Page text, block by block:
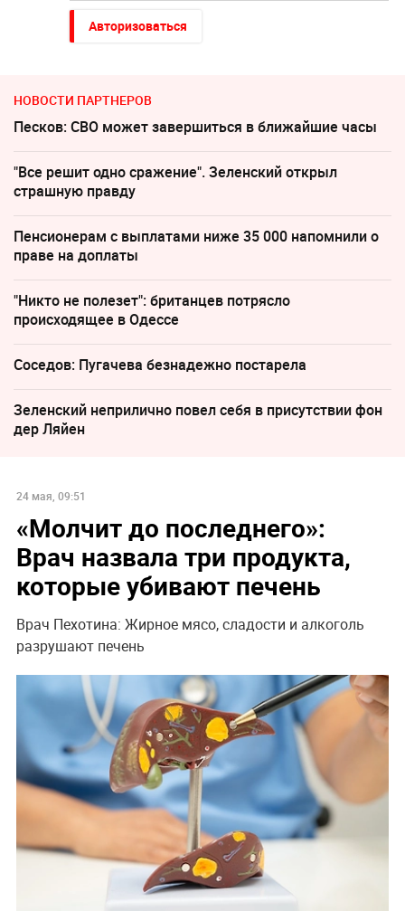
Авторизоваться
НОВОСТИ ПАРТНЕРОВ
Песков: СВО может завершиться в ближайшие часы
"Все решит одно сражение". Зеленский открыл
страшную правду
Пенсионерам с выплатами ниже 35 000 напомнили о
праве на доплаты
"Никто не полезет": британцев потрясло
происходящее в Одессе
Соседов: Пугачева безнадежно постарела
Зеленский неприлично повел cебя в присутствии фон
дер Ляйен
24 мая, 09:51
«Молчит до последнего»:
Врач назвала три продукта,
которые убивают печень
Врач Пехотина: Жирное мясо, сладости и алкоголь
разрушают печень